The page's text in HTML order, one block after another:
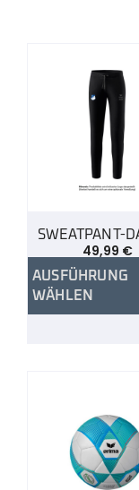
SWEATPANT-
49,99 €
AUSFÜHRUNG
WÄHLEN